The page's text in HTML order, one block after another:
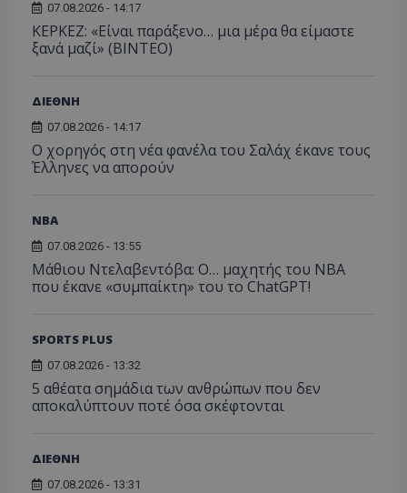
07.08.2026 - 14:17
ΚΕΡΚΕΖ: «Είναι παράξενο… μια μέρα θα είμαστε
ξανά μαζί» (BINTEO)
ΔΙΕΘΝΗ
07.08.2026 - 14:17
Ο χορηγός στη νέα φανέλα του Σαλάχ έκανε τους
Έλληνες να απορούν
NBA
07.08.2026 - 13:55
Μάθιου Ντελαβεντόβα: Ο… μαχητής του NBA
που έκανε «συμπαίκτη» του το ChatGPT!
SPORTS PLUS
07.08.2026 - 13:32
5 αθέατα σημάδια των ανθρώπων που δεν
αποκαλύπτουν ποτέ όσα σκέφτονται
ΔΙΕΘΝΗ
07.08.2026 - 13:31